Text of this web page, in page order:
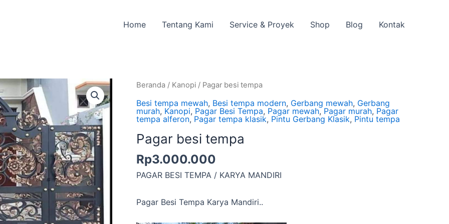
Home Tentang Kami Service & Proyek Shop Blog Kontak
Beranda / Kanopi / Pagar besi tempa
Besi tempa mewah, Besi tempa modern, Gerbang mewah, Gerbang
murah, Kanopi, Pagar Besi Tempa, Pagar mewah, Pagar murah, Pagar
tempa alferon, Pagar tempa klasik, Pintu Gerbang Klasik, Pintu tempa
Pagar besi tempa
Rp3.000.000
PAGAR BESI TEMPA / KARYA MANDIRI
Pagar Besi Tempa Karya Mandiri..